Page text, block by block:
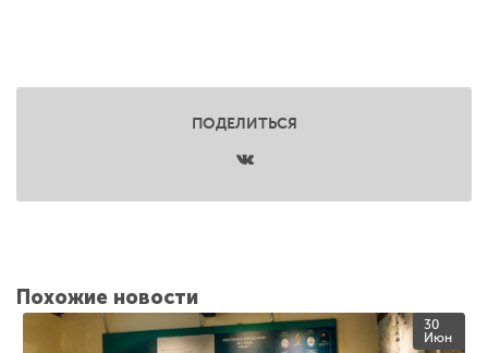
ПОДЕЛИТЬСЯ
Похожие новости
30
Июн